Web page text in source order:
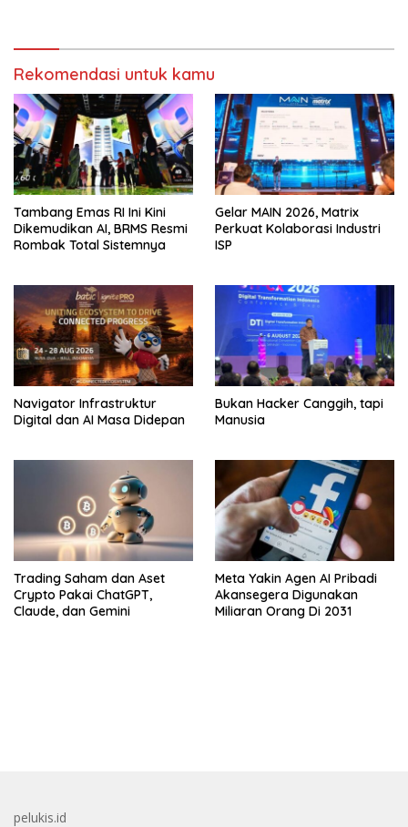
Rekomendasi untuk kamu
Tambang Emas RI Ini Kini
Dikemudikan AI, BRMS Resmi
Rombak Total Sistemnya
Gelar MAIN 2026, Matrix
Perkuat Kolaborasi Industri
ISP
Navigator Infrastruktur
Digital dan AI Masa Didepan
Bukan Hacker Canggih, tapi
Manusia
Trading Saham dan Aset
Crypto Pakai ChatGPT,
Claude, dan Gemini
Meta Yakin Agen AI Pribadi
Akansegera Digunakan
Miliaran Orang Di 2031
pelukis.id